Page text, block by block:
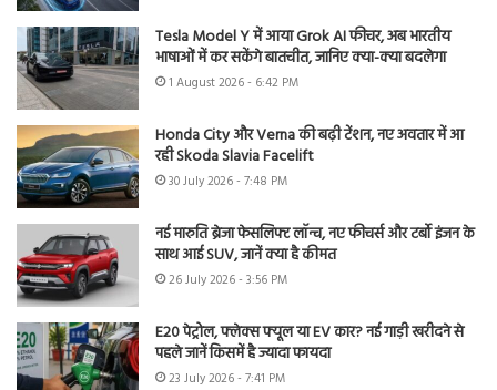
Tesla Model Y में आया Grok AI फीचर, अब भारतीय
भाषाओं में कर सकेंगे बातचीत, जानिए क्या-क्या बदलेगा
1 August 2026 - 6:42 PM
Honda City और Verna की बढ़ी टेंशन, नए अवतार में आ
रही Skoda Slavia Facelift
30 July 2026 - 7:48 PM
नई मारुति ब्रेजा फेसलिफ्ट लॉन्च, नए फीचर्स और टर्बो इंजन के
साथ आई SUV, जानें क्या है कीमत
26 July 2026 - 3:56 PM
E20 पेट्रोल, फ्लेक्स फ्यूल या EV कार? नई गाड़ी खरीदने से
पहले जानें किसमें है ज्यादा फायदा
23 July 2026 - 7:41 PM